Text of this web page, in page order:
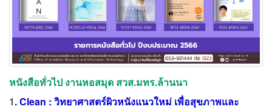
หนังสือทั่วไป งานหอสมุด สวส.มทร.ล้านนา
1. Clean : วิทยาศาสตร์ผิวหนังแนวใหม่ เพื่อสุขภาพและ